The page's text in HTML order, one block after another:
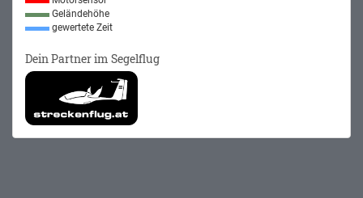
Geländehöhe
gewertete Zeit
Dein Partner im Segelflug